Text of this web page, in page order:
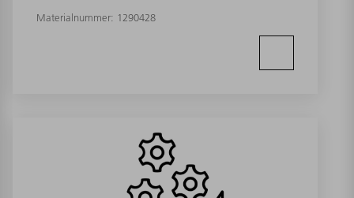
Materialnummer: 1290428